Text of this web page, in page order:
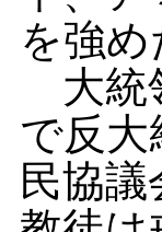
を強め
大統
で反
民協